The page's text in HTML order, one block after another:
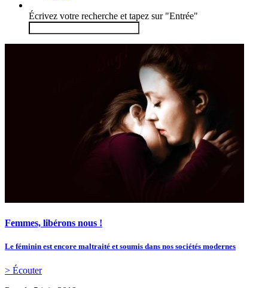
Écrivez votre recherche et tapez sur "Entrée"
Femmes, libérons nous !
Le féminin est encore maltraité et soumis dans nos sociétés modernes
> Écouter